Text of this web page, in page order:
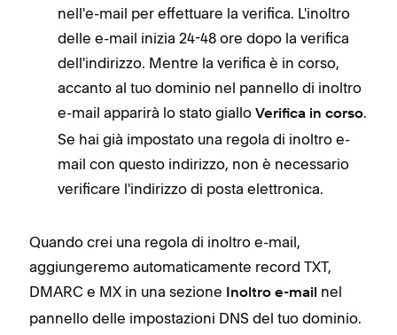
nell'e-mail per effettuare la verifica. L'inoltro
delle e-mail inizia 24-48 ore dopo la verifica
dell'indirizzo. Mentre la verifica è in corso,
accanto al tuo dominio nel pannello di inoltro
e-mail apparirà lo stato giallo Verifica in corso.
Se hai già impostato una regola di inoltro e-
mail con questo indirizzo, non è necessario
verificare l'indirizzo di posta elettronica.
Quando crei una regola di inoltro e-mail,
aggiungeremo automaticamente record TXT,
DMARC e MX in una sezione
Inoltro e-mail
nel
pannello delle impostazioni DNS del tuo dominio.